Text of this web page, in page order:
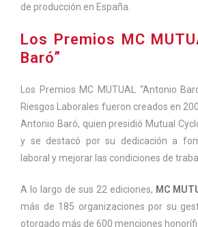
de producción en España.
Los Premios MC
Baró”
Los Premios MC MUTUAL “Antonio
Riesgos Laborales fueron creados en
Antonio Baró, quien presidió Mutual
y se destacó por su dedicación a
laboral y mejorar las condiciones de
A lo largo de sus 22 ediciones, MC
más de 185 organizaciones por su
otorgado más de 600 menciones